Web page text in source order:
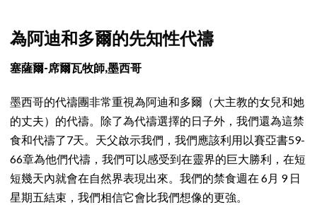
為阿迪和多爾的先知性代禱
塞薩爾-席爾瓦牧師,墨西哥
墨西哥的代禱團非常重視為阿迪和多爾（大主教的女兒和她
的丈夫）的代禱。除了為代禱選擇的日子外，我們還為這禁
食和代禱了7天。天父啟示我們，我們應該利用以賽亞書59-
66章為他們代禱，我們可以感受到在靈界的巨大勝利，在短
短幾天內就會在自然界表現出來。我們的禁食週在 6月 9 日
星期五結束，我們相信它會比我們想像的更強。